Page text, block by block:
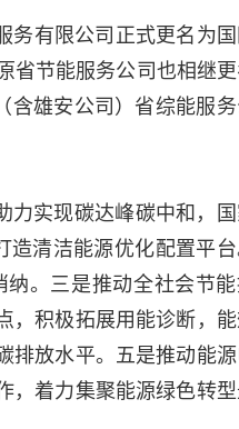
务有限公司正式更名为
省节能服务公司也相继
含雄安公司）省综能服
力实现碳达峰碳中和，
清洁能源优化配置平台
。三是推动全社会节
，积极拓展用能诊断，
排放水平。五是推动能
，着力集聚能源绿色转